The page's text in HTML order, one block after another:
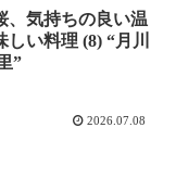
、気持ちの良い温
い料理 (8) “月川
”
2026.07.08